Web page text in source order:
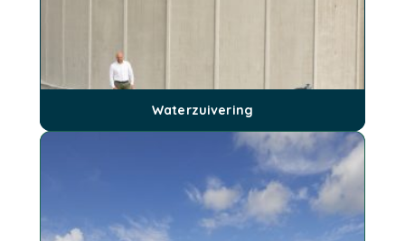
Waterzuivering
Hergebruik van energie
We gebruiken onze energie zo optimaal mogelijk,